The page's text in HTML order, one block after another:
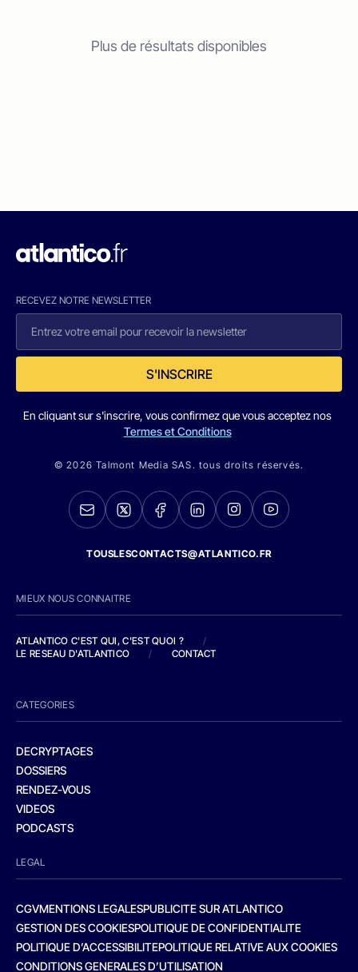
Plus de résultats disponibles
RECEVEZ NOTRE NEWSLETTER
S'INSCRIRE
En cliquant sur s'inscrire, vous confirmez que vous acceptez nos
Termes et Conditions
© 2026 Talmont Media SAS. tous droits réservés.
TOUSLESCONTACTS@ATLANTICO.FR
MIEUX NOUS CONNAITRE
ATLANTICO C'EST QUI, C'EST QUOI ?
/
LE RESEAU D'ATLANTICO
/ CONTACT
CATEGORIES
DECRYPTAGES
DOSSIERS
RENDEZ-VOUS
VIDEOS
PODCASTS
LEGAL
CGVMENTIONS LEGALESPUBLICITE SUR ATLANTICO
GESTION DES COOKIESPOLITIQUE DE CONFIDENTIALITE
POLITIQUE D’ACCESSIBILITEPOLITIQUE RELATIVE AUX COOKIES
CONDITIONS GENERALES D’UTILISATION